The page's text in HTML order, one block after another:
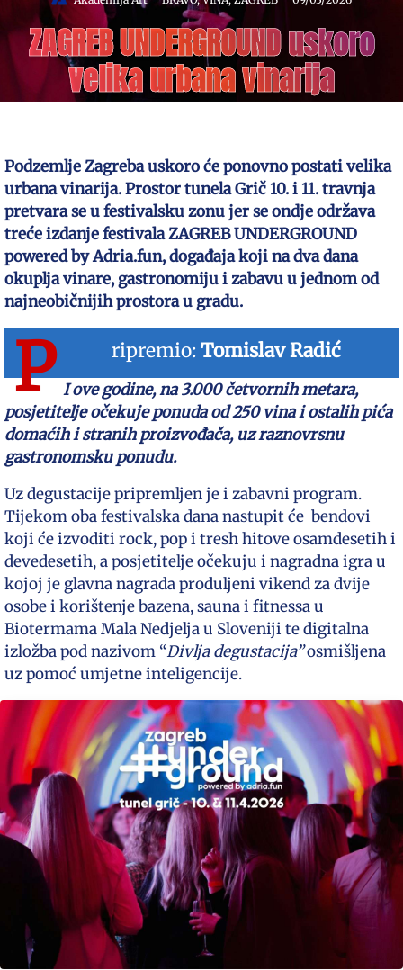
ZAGREB UNDERGROUND uskoro
velika urbana vinarija
Podzemlje Zagreba uskoro će ponovno postati velika
urbana vinarija. Prostor tunela Grič 10. i 11. travnja
pretvara se u festivalsku zonu jer se ondje održava
treće izdanje festivala ZAGREB UNDERGROUND
powered by Adria.fun, događaja koji na dva dana
okuplja vinare, gastronomiju i zabavu u jednom od
najneobičnijih prostora u gradu.
P ripremio:Tomislav Radić
I ove godine, na 3.000 četvornih metara,
posjetitelje očekuje ponuda od 250 vina i ostalih pića
domaćih i stranih proizvođača, uz raznovrsnu
gastronomsku ponudu.
Uz degustacije pripremljen je i zabavni program.
Tijekom oba festivalska dana nastupit će bendovi
koji će izvoditi rock, pop i tresh hitove osamdesetih i
devedesetih, a posjetitelje očekuju i nagradna igra u
kojoj je glavna nagrada produljeni vikend za dvije
osobe i korištenje bazena, sauna i fitnessa u
Biotermama Mala Nedjelja u Sloveniji te digitalna
izložba pod nazivom “Divlja degustacija”osmišljena
uz pomoć umjetne inteligencije.